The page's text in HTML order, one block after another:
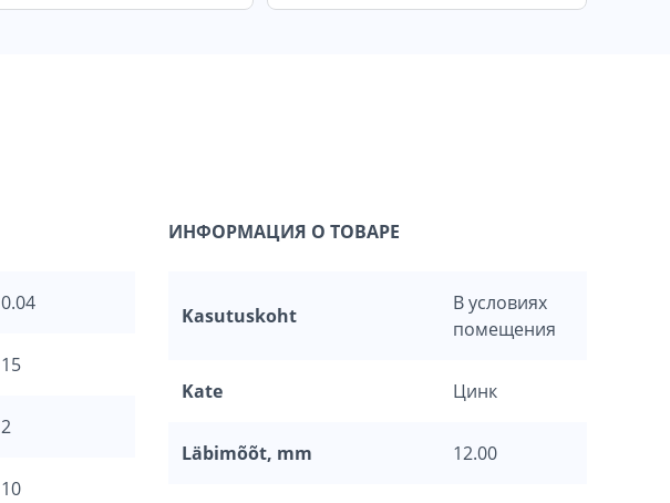
0.04
15
2
10
ИНФОРМАЦИЯ О ТОВАРЕ
Kasutuskoht
В условиях
помещения
Kate Цинк
Läbimõõt, mm 12.00